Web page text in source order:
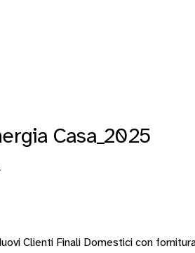
Casa_2025
Clienti Finali Domestici con